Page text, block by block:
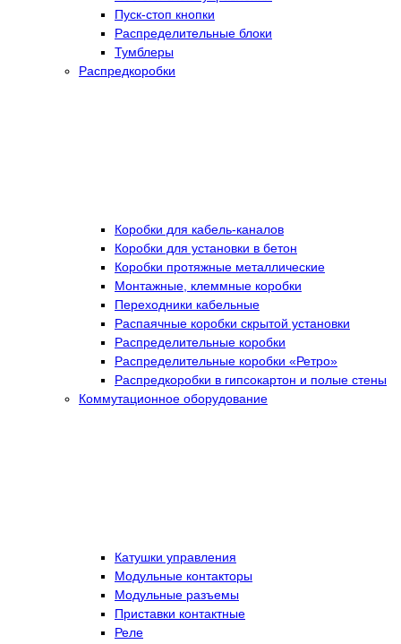
Пуск-стоп кнопки
Распределительные блоки
Тумблеры
Распредкоробки
Коробки для кабель-каналов
Коробки для установки в бетон
Коробки протяжные металлические
Монтажные, клеммные коробки
Переходники кабельные
Распаячные коробки скрытой установки
Распределительные коробки
Распределительные коробки «Ретро»
Распредкоробки в гипсокартон и полые стены
Коммутационное оборудование
Катушки управления
Модульные контакторы
Модульные разъемы
Приставки контактные
Реле